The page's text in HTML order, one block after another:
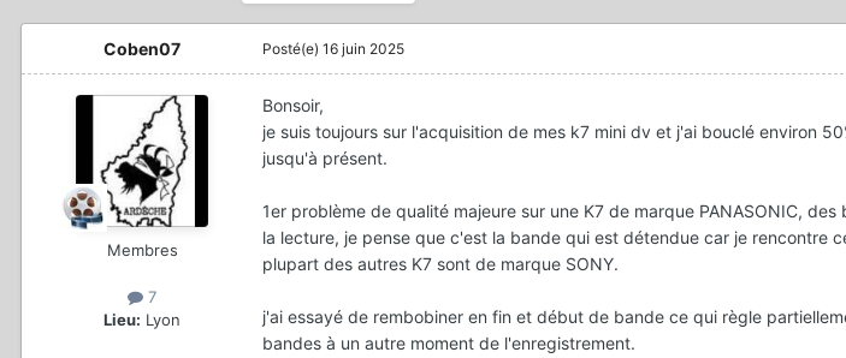
Coben07
Membres
7
Lieu: Lyon
Posté(e) 16 juin 2025
Bonsoir,
je suis toujours sur l'acquisition de mes k7 mini dv et j'ai bouclé environ
jusqu'à présent.
1er problème de qualité majeure sur une K7 de marque PANASONIC,
la lecture, je pense que c'est la bande qui est détendue car je rencontre
plupart des autres K7 sont de marque SONY.
j'ai essayé de rembobiner en fin et début de bande ce qui règle
bandes à un autre moment de l'enregistrement.